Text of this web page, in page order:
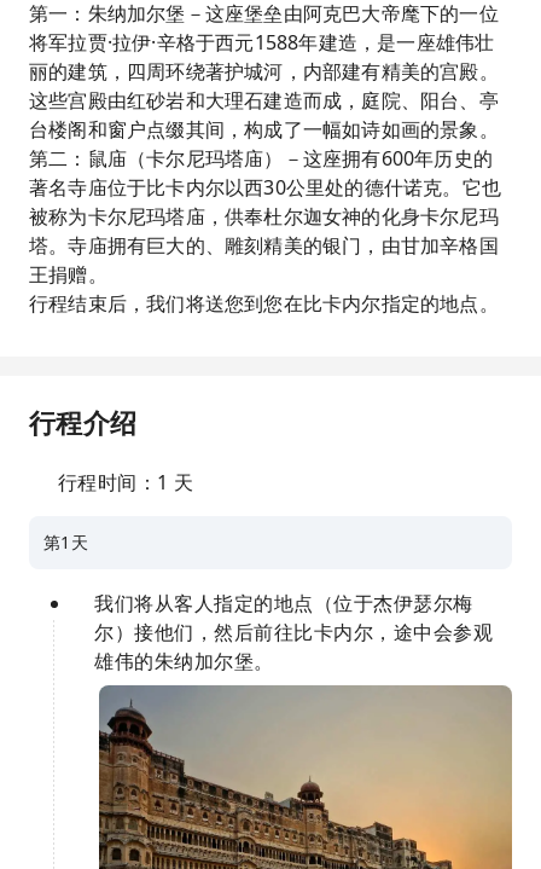
第一：朱纳加尔堡－这座堡垒由阿克巴大帝麾下的一位
将军拉贾·拉伊·辛格于西元1588年建造，是一座雄伟壮
丽的建筑，四周环绕著护城河，内部建有精美的宫殿。
这些宫殿由红砂岩和大理石建造而成，庭院、阳台、亭
台楼阁和窗户点缀其间，构成了一幅如诗如画的景象。
第二：鼠庙（卡尔尼玛塔庙）－这座拥有600年历史的
著名寺庙位于比卡内尔以西30公里处的德什诺克。它也
被称为卡尔尼玛塔庙，供奉杜尔迦女神的化身卡尔尼玛
塔。寺庙拥有巨大的、雕刻精美的银门，由甘加辛格国
王捐赠。
行程结束后，我们将送您到您在比卡内尔指定的地点。
行程介绍
行程时间：1 天
第1天
我们将从客人指定的地点（位于杰伊瑟尔梅
尔）接他们，然后前往比卡内尔，途中会参观
雄伟的朱纳加尔堡。